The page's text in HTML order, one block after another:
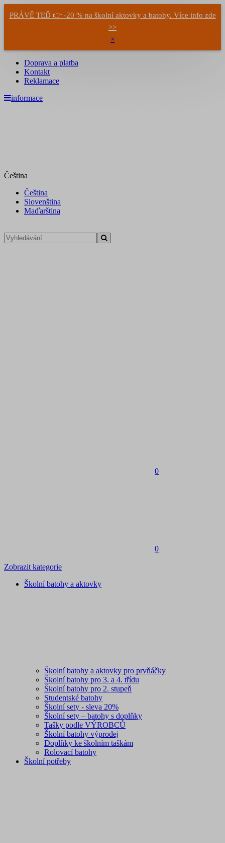
PRÁVĚ TEĎ 👉 -20 % na školní aktovky a batohy. Více info zde
>>
×
Doprava a platba
Kontakt
Reklamace
informace
Čeština
Čeština
Slovenština
Maďarština
0
0
Zobrazit kategorie
Školní batohy a aktovky
Školní batohy a aktovky pro prvňáčky
Školní batohy pro 3. a 4. třídu
Školní batohy pro 2. stupeň
Studentské batohy
Školní sety - sleva 20%
Školní sety – batohy s doplňky
Tašky podle VÝROBCŮ
Školní batohy výprodej
Doplňky ke školním taškám
Rolovací batohy
Školní potřeby